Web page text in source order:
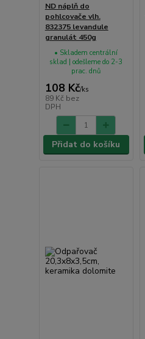
ND náplň do
pohlcovače vlh.
832375 levandule
granulát 450g
108 Kč/ks
89 Kč bez
DPH
• Skladem centrální
sklad | odešleme do 2-3
prac. dnů
Přidat do košíku